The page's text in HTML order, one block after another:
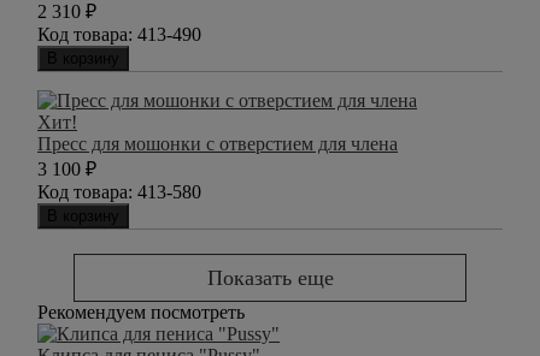
2 310 ₽
Код товара: 413-490
В корзину
Хит!
Пресс для мошонки с отверстием для члена
3 100 ₽
Код товара: 413-580
В корзину
Показать еще
Рекомендуем посмотреть